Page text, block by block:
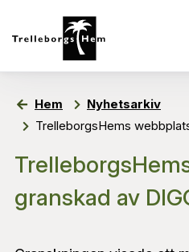
Hem
Nyhetsarkiv
TrelleborgsHems
granskad av